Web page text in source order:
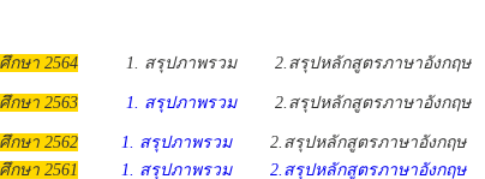
กษา 2564 1. สรุปภาพรวม 2.สรุปหลักสูตรภาษาอังกฤษ
กษา 2563 1. สรุปภาพรวม2.สรุปหลักสูตรภาษาอังกฤษ
กษา 2562 1. สรุปภาพรวม2.สรุปหลักสูตรภาษาอังกฤษ
กษา 2561 1. สรุปภาพรวม 2.สรุปหลักสูตรภาษาอังกฤษ